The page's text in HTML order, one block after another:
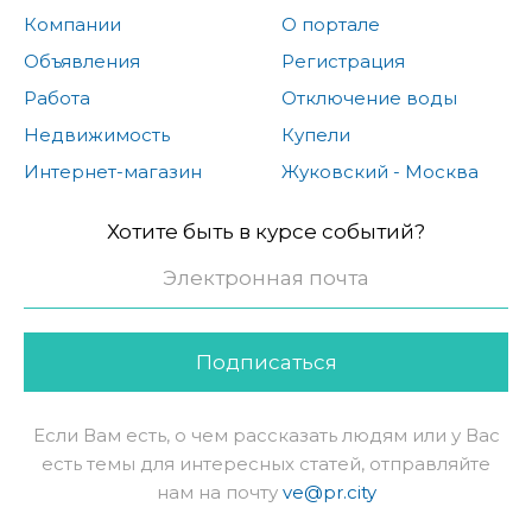
Компании
Объявления
Работа
Недвижимость
Интернет-магазин
О портале
Регистрация
Отключение воды
Купели
Жуковский - Москва
Хотите быть в курсе событий?
Подписаться
Если Вам есть, о чем рассказать людям или у Вас
есть темы для интересных статей, отправляйте
нам на почту ve@pr.city